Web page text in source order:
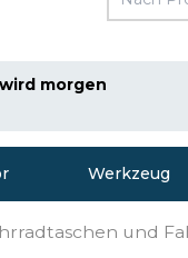
morgen
Werkzeug
und